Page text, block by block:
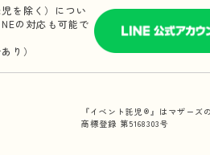
を除く）につい
の対応も可能で
り）
『イベント託児®』はマザーズ
商標登録 第5168303号